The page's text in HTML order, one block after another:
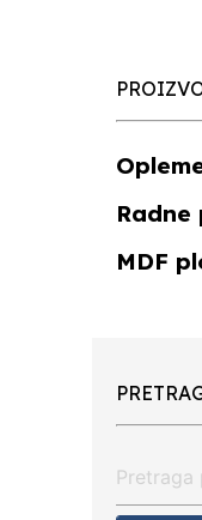
Radne
MDF
for: